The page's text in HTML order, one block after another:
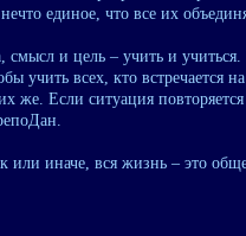
единое, что все их
смысл и цель – учить и
учить всех, кто встречается
же. Если ситуация
или иначе, вся жизнь – это